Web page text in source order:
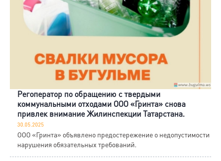
Регоператор по обращению с твердыми
коммунальными отходами ООО «Гринта» снова
привлек внимание Жилинспекции Татарстана.
30.05.2025
ООО «Гринта» объявлено предостережение о недопустимости
нарушения обязательных требований.